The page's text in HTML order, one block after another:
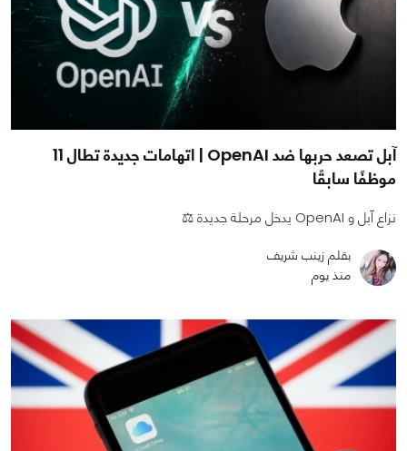
آبل تصعد حربها ضد OpenAI | اتهامات جديدة تطال 11
موظفًا سابقًا
نزاع آبل و OpenAI يدخل مرحلة جديدة ⚖️
بقلم زينب شريف
منذ يوم